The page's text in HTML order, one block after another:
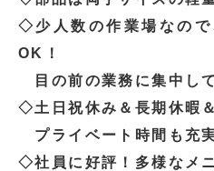
◇少人数の作業場なの
OK！
目の前の業務に集中し
◇土日祝休み＆長期休暇
プライベート時間も充
◇社員に好評！多様なメ